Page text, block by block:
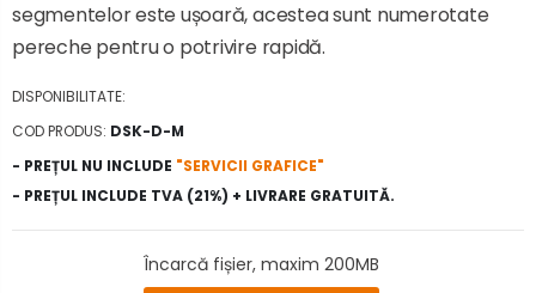
segmentelor este ușoară, acestea sunt numerotate
pereche pentru o potrivire rapidă.
DISPONIBILITATE:
COD PRODUS: DSK-D-M
- PREȚUL NU INCLUDE "SERVICII GRAFICE"
- PREȚUL INCLUDE TVA (21%) + LIVRARE GRATUITĂ.
Încarcă fișier, maxim 200MB